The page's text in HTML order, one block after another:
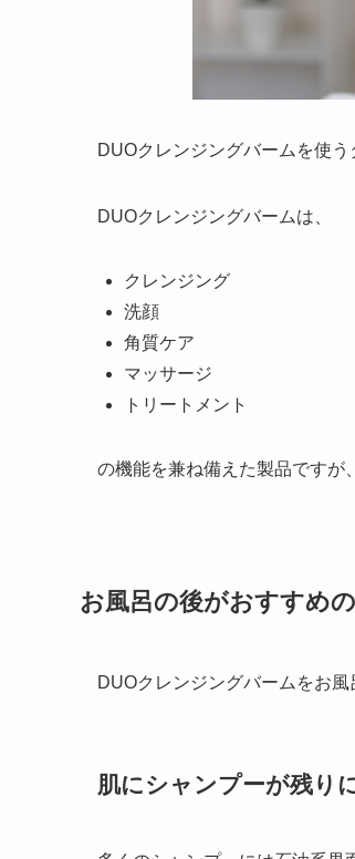
DUOクレンジングバームを使
DUOクレンジングバームは、
クレンジング
洗顔
角質ケア
マッサージ
トリートメント
の機能を兼ね備えた製品ですが
お風呂の後がおすすめ
DUOクレンジングバームをお
肌にシャンプーが残り